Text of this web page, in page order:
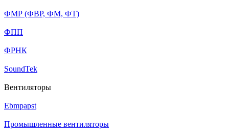
ФМР (ФВР, ФМ, ФТ)
ФПП
ФРНК
SoundTek
Вентиляторы
Ebmpapst
Промышленные вентиляторы